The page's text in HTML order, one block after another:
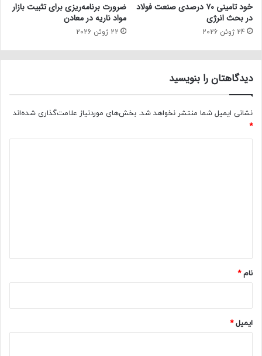
خود تامینی ۷۰ درصدی صنعت فولاد
در بحث انرژی
24 ژوئن 2026
ضرورت برنامه‌ریزی برای تثبیت بازار
مواد ناریه در معادن
22 ژوئن 2026
دیدگاهتان را بنویسید
نشانی ایمیل شما منتشر نخواهد شد. بخش‌های موردنیاز علامت‌گذاری شده‌اند
*
نام*
ایمیل*